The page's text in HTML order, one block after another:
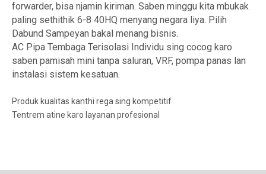
forwarder, bisa njamin kiriman. Saben minggu kita mbukak
paling sethithik 6-8 40HQ menyang negara liya. Pilih
Dabund Sampeyan bakal menang bisnis.
AC Pipa Tembaga Terisolasi Individu sing cocog karo
saben pamisah mini tanpa saluran, VRF, pompa panas lan
instalasi sistem kesatuan.
Produk kualitas kanthi rega sing kompetitif
Tentrem atine karo layanan profesional